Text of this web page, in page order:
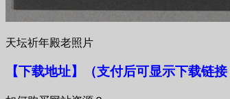
天坛祈年殿老照片
【下载地址】 （支付后可显示下载链